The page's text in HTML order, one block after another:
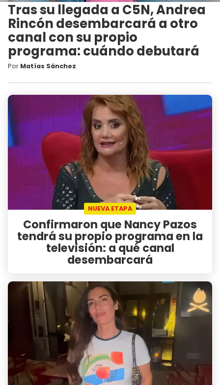
Tras su llegada a C5N, Andrea
Rincón desembarcará a otro
canal con su propio
programa: cuándo debutará
Por Matías Sánchez
NUEVA ETAPA
Confirmaron que Nancy Pazos
tendrá su propio programa en la
televisión: a qué canal
desembarcará